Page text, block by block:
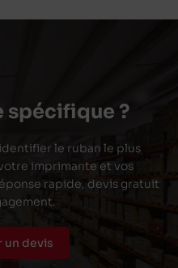
spécifique ?
le ruban le plus
imprimante et vos
rapide, devis gratuit
un devis